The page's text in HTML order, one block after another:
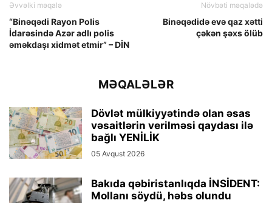
Əvvəlki məqalə
“Binəqədi Rayon Polis
İdarəsində Azər adlı polis
əməkdaşı xidmət etmir” – DİN
Növbəti məqalədə
Binəqədidə evə qaz xətti
çəkən şəxs ölüb
MƏQALƏLƏR
Dövlət mülkiyyətində olan əsas
vəsaitlərin verilməsi qaydası ilə
bağlı YENİLİK
05 Avqust 2026
Bakıda qəbiristanlıqda İNSİDENT:
Mollanı söydü, həbs olundu